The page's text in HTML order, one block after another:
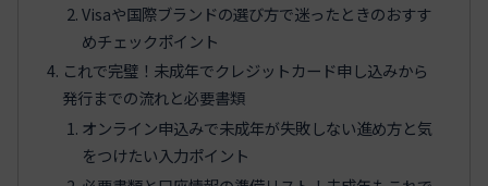
Visaや国際ブランドの選び方で迷ったときのおすす
めチェックポイント
これで完璧！未成年でクレジットカード申し込みから
発行までの流れと必要書類
オンライン申込みで未成年が失敗しない進め方と気
をつけたい入力ポイント